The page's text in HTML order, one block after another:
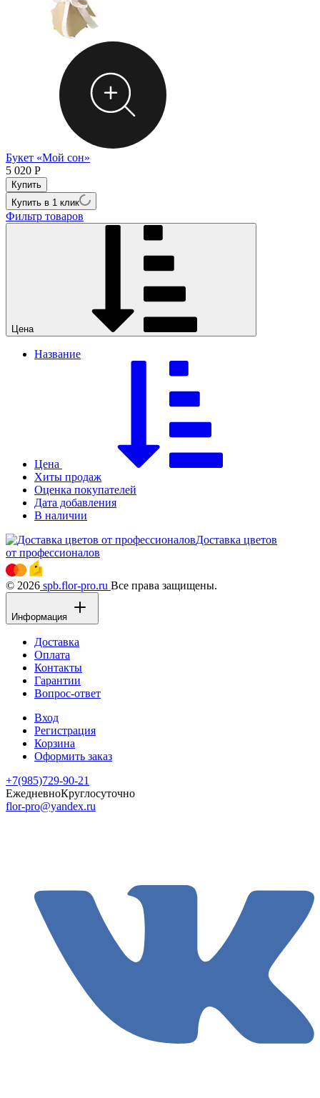
Букет «Мой сон»
5 020 Р
Купить в 1 клик
Фильтр товаров
Цена
Название
Цена
Хиты продаж
Оценка покупателей
Дата добавления
В наличии
Доставка цветов
от профессионалов
© 2026 spb.flor-pro.ru Все права защищены.
Информация
Доставка
Оплата
Контакты
Гарантии
Вопрос-ответ
Вход
Регистрация
Корзина
Оформить заказ
+7(985)729-90-21
ЕжедневноКруглосуточно
flor-pro@yandex.ru